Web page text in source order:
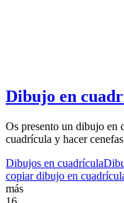
Dibujo en
Os presento un dibujo en
cuadrícula y hacer
Dibujos en cuadrícula
copiar dibujo en
más